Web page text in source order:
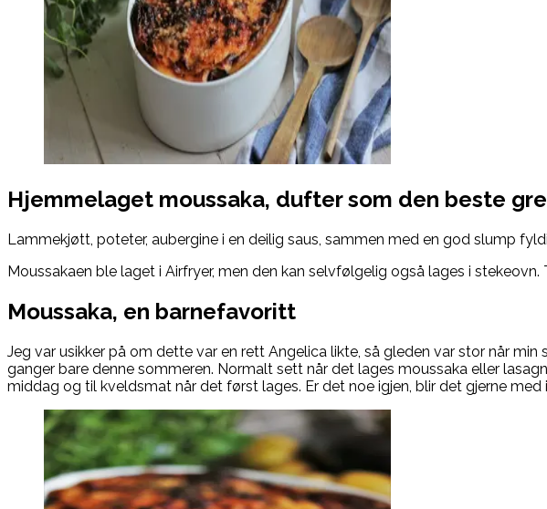
Hjemmelaget moussaka, dufter som den beste
Lammekjøtt, poteter, aubergine i en deilig saus, sammen med en god slump
Moussakaen ble laget i Airfryer, men den kan selvfølgelig også lages i
Moussaka, en barnefavoritt
Jeg var usikker på om dette var en rett Angelica likte, så gleden var stor når
ganger bare denne sommeren. Normalt sett når det lages moussaka eller
middag og til kveldsmat når det først lages. Er det noe igjen, blir det gjerne med